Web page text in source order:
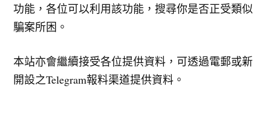
功能，各位可以利用該功能，搜尋你是否正受類似
騙案所困。
本站亦會繼續接受各位提供資料，可透過電郵或新
開設之Telegram報料渠道提供資料。